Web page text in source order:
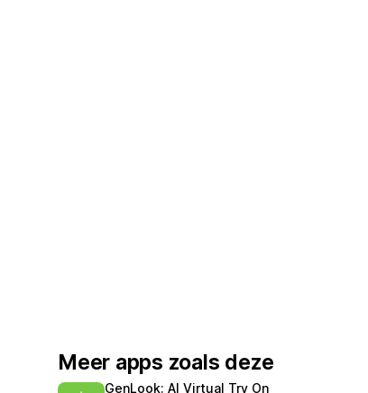
Meer apps zoals deze
GenLook: AI Virtual Try On